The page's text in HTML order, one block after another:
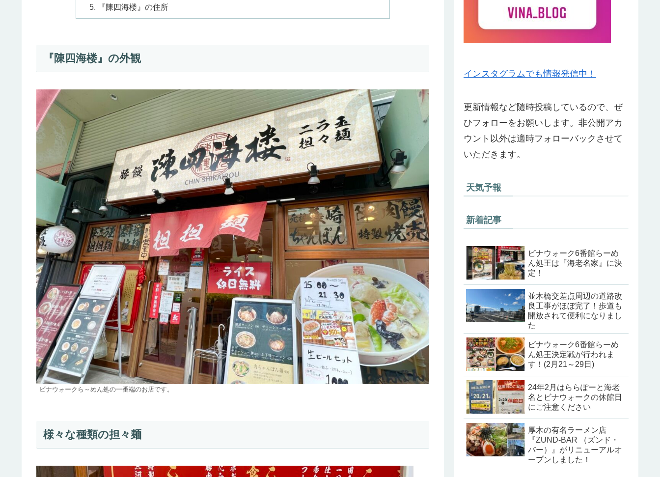
『陳四海楼』の住所
『陳四海楼』の外観
ビナウォークら～めん処の一番端のお店です。
様々な種類の担々麺
インスタグラムでも情報発信中！
更新情報など随時投稿しているので、ぜ
ひフォローをお願いします。非公開アカ
ウント以外は適時フォローバックさせて
いただきます。
天気予報
新着記事
ビナウォーク6番館らーめ
ん処王は『海老名家』に決
定！
並木橋交差点周辺の道路改
良工事がほぼ完了！歩道も
開放されて便利になりまし
た
ビナウォーク6番館らーめ
ん処王決定戦が行われま
す！(2月21～29日)
24年2月はららぽーと海老
名とビナウォークの休館日
にご注意ください
厚木の有名ラーメン店
『ZUND-BAR （ズンド・
バー）』がリニューアルオ
ープンしました！